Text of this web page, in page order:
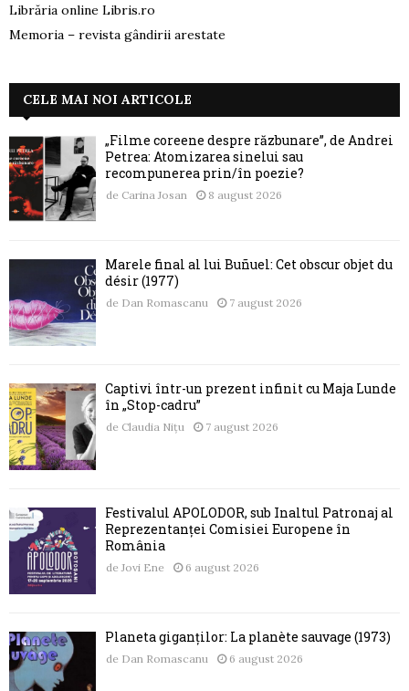
Librăria online Libris.ro
Memoria – revista gândirii arestate
CELE MAI NOI ARTICOLE
„Filme coreene despre răzbunare”, de Andrei
Petrea: Atomizarea sinelui sau
recompunerea prin/în poezie?
de Carina Josan 8 august 2026
Marele final al lui Buñuel: Cet obscur objet du
désir (1977)
de Dan Romascanu 7 august 2026
Captivi într-un prezent infinit cu Maja Lunde
în „Stop-cadru”
de Claudia Nițu 7 august 2026
Festivalul APOLODOR, sub Înaltul Patronaj al
Reprezentanței Comisiei Europene în
România
de Jovi Ene 6 august 2026
Planeta giganților: La planète sauvage (1973)
de Dan Romascanu 6 august 2026